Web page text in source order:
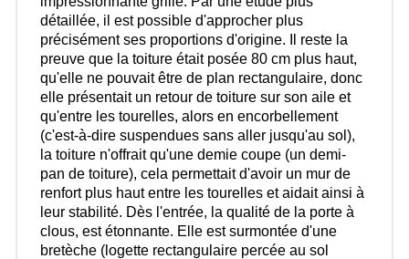
détaillée, il est possible d'approcher plus
précisément ses proportions d'origine. Il reste la
preuve que la toiture était posée 80 cm plus haut,
qu'elle ne pouvait être de plan rectangulaire, donc
elle présentait un retour de toiture sur son aile et
qu'entre les tourelles, alors en encorbellement
(c'est-à-dire suspendues sans aller jusqu'au sol),
la toiture n'offrait qu'une demie coupe (un demi-
pan de toiture), cela permettait d'avoir un mur de
renfort plus haut entre les tourelles et aidait ainsi à
leur stabilité. Dès l'entrée, la qualité de la porte à
clous, est étonnante. Elle est surmontée d'une
bretèche (logette rectangulaire percée au sol